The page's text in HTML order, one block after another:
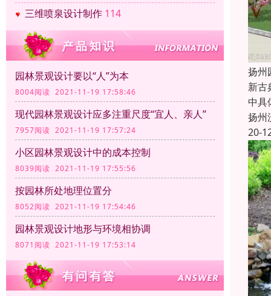
三维喷泉设计制作 114
园林景观设计要以“人”为本
8004阅读 2021-11-19 17:58:46
现代园林景观设计应多注重尺度“宜人、亲人”
7957阅读 2021-11-19 17:57:24
小区园林景观设计中的成本控制
8039阅读 2021-11-19 17:55:56
按园林所处地理位置分
8052阅读 2021-11-19 17:54:46
园林景观设计地形与环境相协调
8071阅读 2021-11-19 17:53:14
扬州
新古
中具
扬州
20-